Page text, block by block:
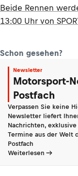
Beide Rennen
13:00 Uhr von
Schon gesehen?
Newsletter
Motorsport-
Postfach
Verpassen Sie keine
Newsletter liefert
Nachrichten,
Termine aus der Welt
Postfach
Weiterlesen